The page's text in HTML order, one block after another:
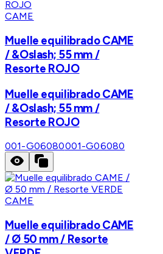
CAME
Muelle equilibrado CAME
/ &Oslash; 55 mm /
Resorte ROJO
Muelle equilibrado CAME
/ &Oslash; 55 mm /
Resorte ROJO
001-G06080001-G06080
CAME
Muelle equilibrado CAME
/ Ø 50 mm / Resorte